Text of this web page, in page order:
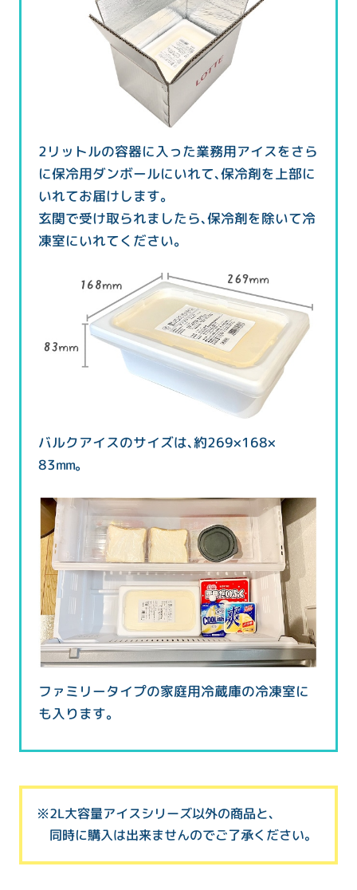
2リットルの容器に入った業務用アイスをさら
に保冷用ダンボールにいれて、保冷剤を上部に
いれてお届けします。
玄関で受け取られましたら、保冷剤を除いて冷
凍室にいれてください。
バルクアイスのサイズは、約269×168×
83mm。
ファミリータイプの家庭用冷蔵庫の冷凍室に
も入ります。
※2L大容量アイスシリーズ以外の商品と、
同時に購入は出来ませんのでご了承ください。